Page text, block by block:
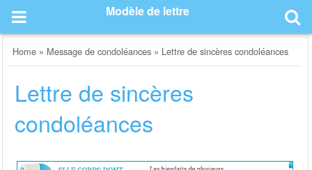
content
Modèle de lettre
Home » Message de condoléances » Lettre de sincères condoléances
Lettre de sincères
condoléances